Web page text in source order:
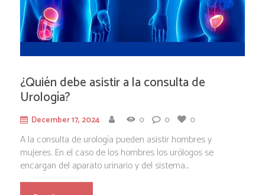
¿Quién debe asistir a la consulta de
Urología?
December 17, 2024 0 0 0
A la consulta de urología pueden asistir hombres y
mujeres. En el caso de los hombres los urólogos se
encargan del aparato urinario y del sistema...